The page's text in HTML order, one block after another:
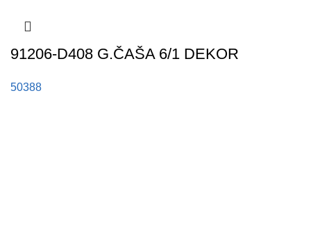
91206-D408 G.ČAŠA 6/1 DEKOR
50388